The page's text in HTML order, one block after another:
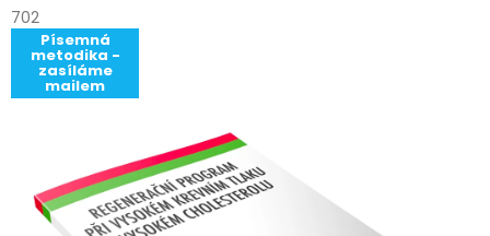
702
Písemná
metodika -
zasíláme
mailem